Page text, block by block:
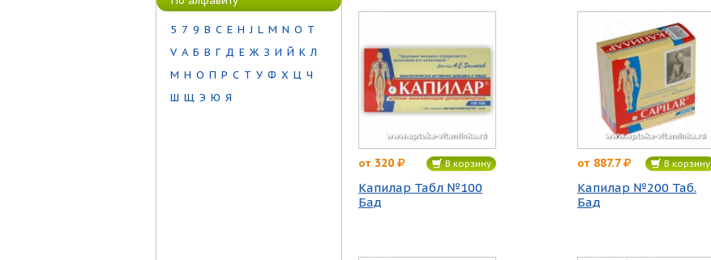
5 7 9 B C E H J L M N O T
V А Б В Г Д Е Ж З И Й К Л
М Н О П Р С Т У Ф Х Ц Ч
Ш Щ Э Ю Я
от 320 В корзину
Капилар Табл №100
Бад
от 887.7 В корзину
Капилар №200 Таб.
Бад